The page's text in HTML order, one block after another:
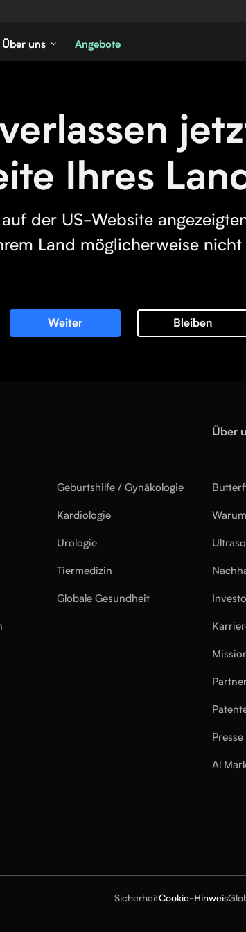
Über uns Angebote
Ihres
der US-Website
Land möglicherweise
Weiter Bleiben
Geburtshilfe / Gynäkologie
Kardiologie
Urologie
Tiermedizin
Globale Gesundheit
Über
Presse
Al
SicherheitCookie-Hinweis